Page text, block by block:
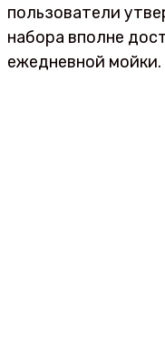
пользователи
набора вполне
ежедневной мойки.